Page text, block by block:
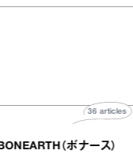
『BONEARTH（ボナー
36